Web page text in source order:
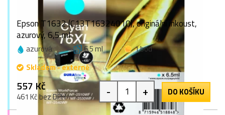
Epson T1632 (C13T16324010), originální inkoust,
azurový, 6,5 ml
azurová 6,5 ml
1 bod
Skladem - externě
557 Kč
461 Kč bez DPH - + DO KOŠÍKU